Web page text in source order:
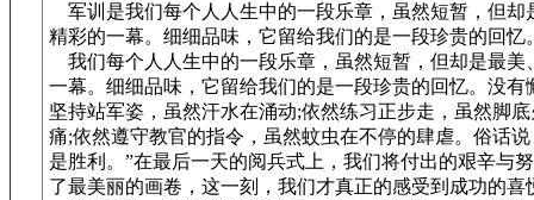
军训是我们每个人人生中的一段乐章，虽然短暂，但却
精彩的一幕。细细品味，它留给我们的是一段珍贵的回忆
我们每个人人生中的一段乐章，虽然短暂，但却是最美
一幕。细细品味，它留给我们的是一段珍贵的回忆。没有
坚持站军姿，虽然汗水在涌动;依然练习正步走，虽然脚
痛;依然遵守教官的指令，虽然蚊虫在不停的肆虐。俗话说
是胜利。”在最后一天的阅兵式上，我们将付出的艰辛与
了最美丽的画卷，这一刻，我们才真正的感受到成功的喜